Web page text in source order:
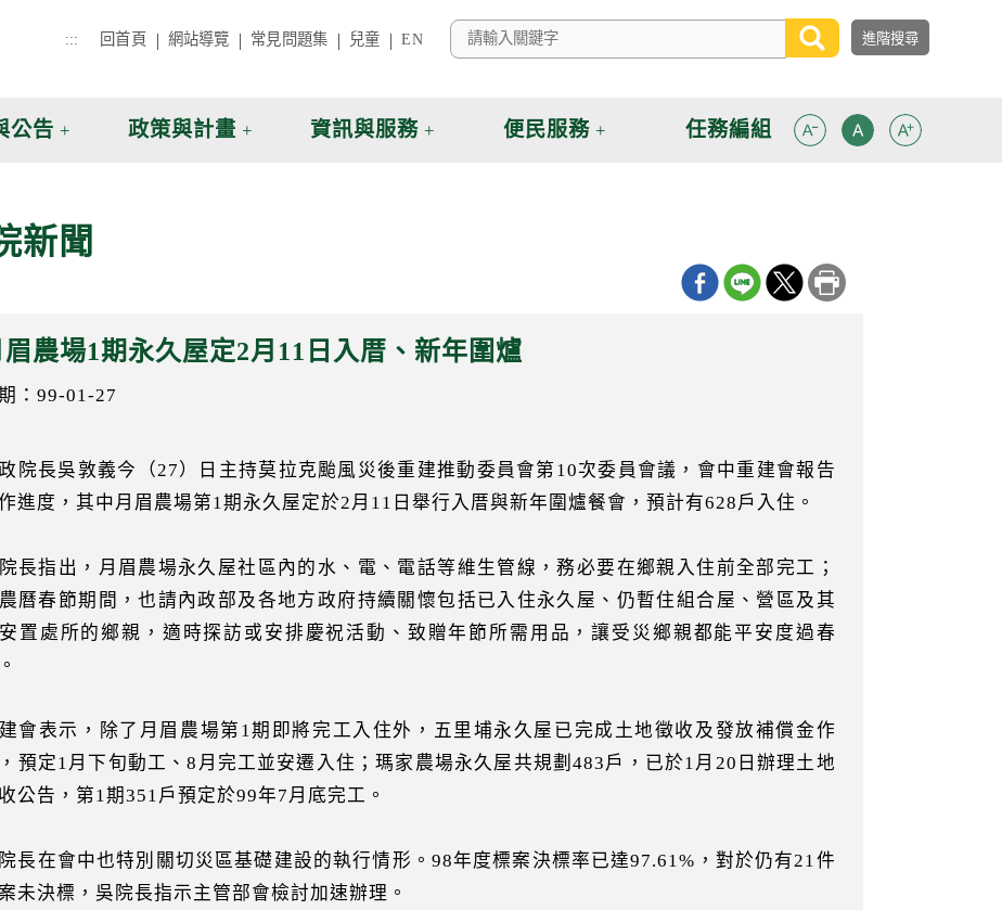
::: 回首頁 網站導覽 常見問題集 兒童 EN
公告 政策與計畫 資訊與服務 便民服務 任務編組
新聞
眉農場1期永久屋定2月11日入厝、新年圍爐
：99-01-27
院長吳敦義今（27）日主持莫拉克颱風災後重建推動委員會第10次委員會議，會中重建會報告
進度，其中月眉農場第1期永久屋定於2月11日舉行入厝與新年圍爐餐會，預計有628戶入住。
長指出，月眉農場永久屋社區內的水、電、電話等維生管線，務必要在鄉親入住前全部完工；
曆春節期間，也請內政部及各地方政府持續關懷包括已入住永久屋、仍暫住組合屋、營區及其
置處所的鄉親，適時探訪或安排慶祝活動、致贈年節所需用品，讓受災鄉親都能平安度過春
會表示，除了月眉農場第1期即將完工入住外，五里埔永久屋已完成土地徵收及發放補償金作
預定1月下旬動工、8月完工並安遷入住；瑪家農場永久屋共規劃483戶，已於1月20日辦理土地
公告，第1期351戶預定於99年7月底完工。
長在會中也特別關切災區基礎建設的執行情形。98年度標案決標率已達97.61%，對於仍有21件
未決標，吳院長指示主管部會檢討加速辦理。